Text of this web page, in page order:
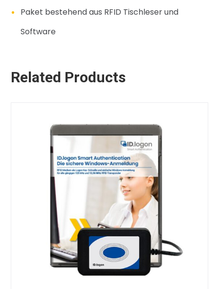
Paket bestehend aus RFID Tischleser und
Software
Related Products